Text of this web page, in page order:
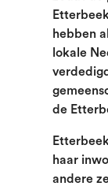
hebben
lokale
de
haar
andere